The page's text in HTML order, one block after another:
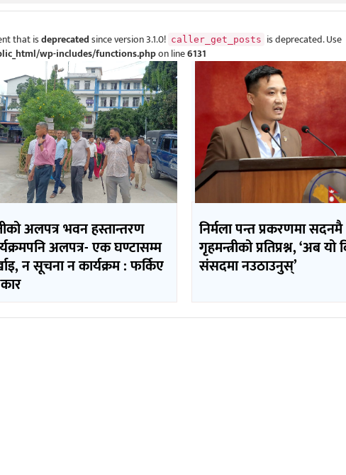
that isdeprecatedsince version 3.1.0! caller_get_posts is deprecated. Use
wp-includes/functions.phpon line6131
अलपत्र भवन हस्तान्तरण
अलपत्र- एक घण्टासम्म
न सूचना न कार्यक्रम : फर्किए
निर्मला पन्त प्रकरणमा सदनमै
गृहमन्त्रीको प्रतिप्रश्न, ‘अब यो
संसदमा नउठाउनुस्’